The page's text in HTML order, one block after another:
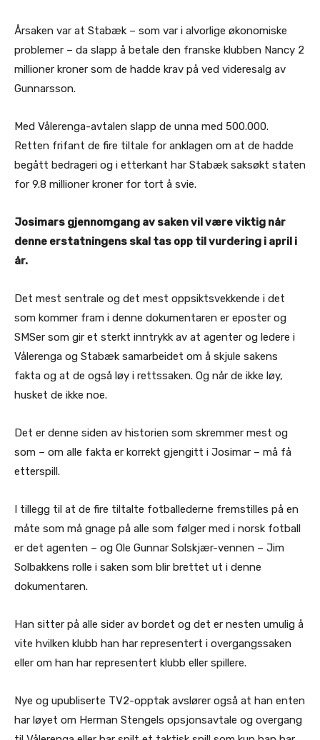
Årsaken var at Stabæk – som var i alvorlige økonomiske
problemer – da slapp å betale den franske klubben Nancy 2
millioner kroner som de hadde krav på ved videresalg av
Gunnarsson.
Med Vålerenga-avtalen slapp de unna med 500.000.
Retten frifant de fire tiltale for anklagen om at de hadde
begått bedrageri og i etterkant har Stabæk saksøkt staten
for 9.8 millioner kroner for tort å svie.
Josimars gjennomgang av saken vil være viktig når
denne erstatningens skal tas opp til vurdering i april i
år.
Det mest sentrale og det mest oppsiktsvekkende i det
som kommer fram i denne dokumentaren er eposter og
SMSer som gir et sterkt inntrykk av at agenter og ledere i
Vålerenga og Stabæk samarbeidet om å skjule sakens
fakta og at de også løy i rettssaken. Og når de ikke løy,
husket de ikke noe.
Det er denne siden av historien som skremmer mest og
som – om alle fakta er korrekt gjengitt i Josimar – må få
etterspill.
I tillegg til at de fire tiltalte fotballederne fremstilles på en
måte som må gnage på alle som følger med i norsk fotball
er det agenten – og Ole Gunnar Solskjær-vennen – Jim
Solbakkens rolle i saken som blir brettet ut i denne
dokumentaren.
Han sitter på alle sider av bordet og det er nesten umulig å
vite hvilken klubb han har representert i overgangssaken
eller om han har representert klubb eller spillere.
Nye og upubliserte TV2-opptak avslører også at han enten
har løyet om Herman Stengels opsjonsavtale og overgang